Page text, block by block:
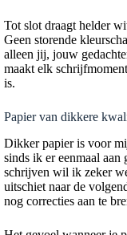
Tot slot draagt helder
Geen storende
alleen jij, jouw
maakt elk
is.
Papier van dikkere
Dikker papier is voor
sinds ik er eenmaal
schrijven wil ik zeker
uitschiet naar de
nog correcties aan te